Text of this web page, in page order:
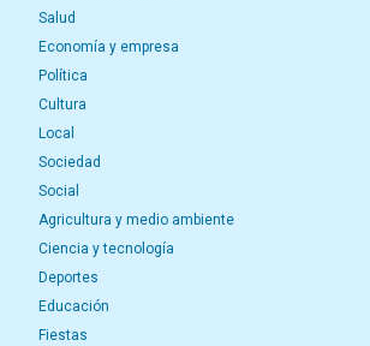
Salud
Economía y empresa
Política
Cultura
Local
Sociedad
Social
Agricultura y medio ambiente
Ciencia y tecnología
Deportes
Educación
Fiestas